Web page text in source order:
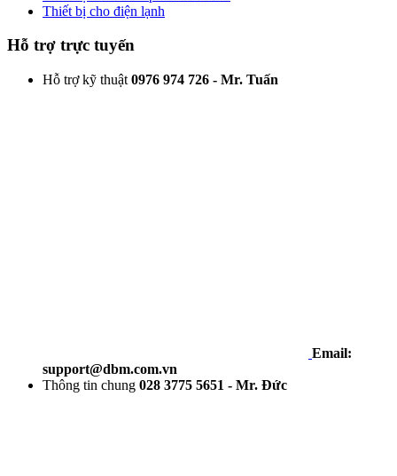
Thiết bị cho điện lạnh
Hỗ trợ trực tuyến
Hỗ trợ kỹ thuật 0976 974 726 - Mr. Tuấn
Email:
support@dbm.com.vn
Thông tin chung 028 3775 5651 - Mr. Đức